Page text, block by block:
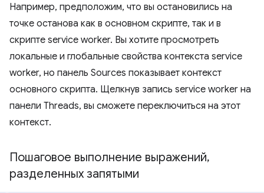
Например, предположим, что вы остановились на
точке останова как в основном скрипте, так и в
скрипте service worker. Вы хотите просмотреть
локальные и глобальные свойства контекста service
worker, но панель Sources показывает контекст
основного скрипта. Щелкнув запись service worker на
панели Threads, вы сможете переключиться на этот
контекст.
Пошаговое выполнение выражений,
разделенных запятыми